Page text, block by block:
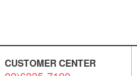
CUSTOMER CENTER